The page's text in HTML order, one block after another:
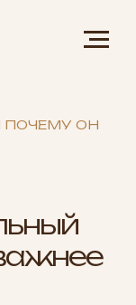
ПОЧЕМУ ОН